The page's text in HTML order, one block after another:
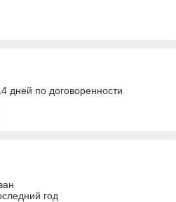
дней по договоренности
год